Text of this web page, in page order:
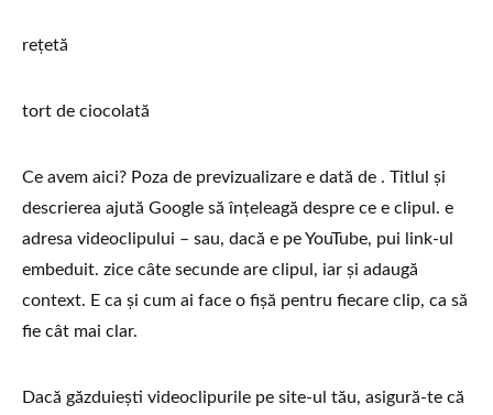
rețetă
tort de ciocolată
Ce avem aici? Poza de previzualizare e dată de . Titlul și
descrierea ajută Google să înțeleagă despre ce e clipul. e
adresa videoclipului – sau, dacă e pe YouTube, pui link-ul
embeduit. zice câte secunde are clipul, iar și adaugă
context. E ca și cum ai face o fișă pentru fiecare clip, ca să
fie cât mai clar.
Dacă găzduiești videoclipurile pe site-ul tău, asigură-te că